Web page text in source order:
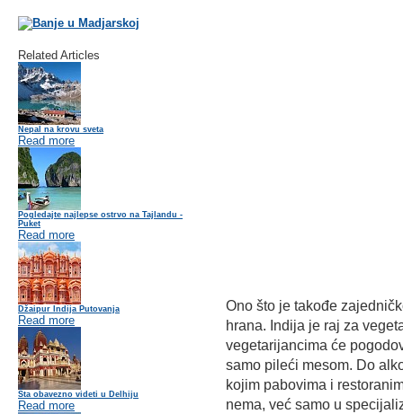
Related Articles
Nepal na krovu sveta
Read more
Pogledajte najlepse ostrvo na Tajlandu -
Puket
Read more
Džaipur Indija Putovanja
Read more
Šta obavezno videti u Delhiju
Read more
Ono što je takođe
hrana. Indija je raj za
vegetarijancima će
samo pileći mesom. Do
kojim pabovima i
nema, već samo u